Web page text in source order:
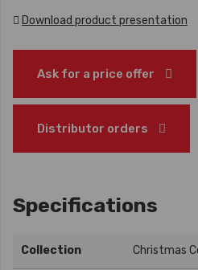
Download product presentation
Ask for a price offer
Distributor orders
Specifications
Collection Christmas